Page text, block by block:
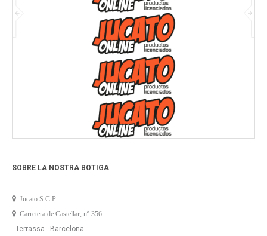
SOBRE LA NOSTRA BOTIGA
Jucato S.C.P
Carretera de Castellar, nº 356
Terrassa - Barcelona